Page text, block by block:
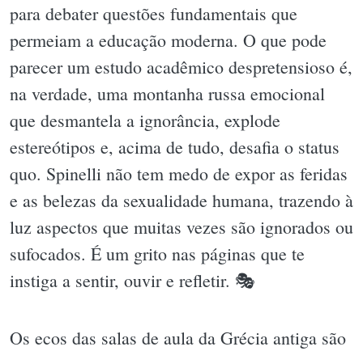
para debater questões fundamentais que
permeiam a educação moderna. O que pode
parecer um estudo acadêmico despretensioso é,
na verdade, uma montanha russa emocional
que desmantela a ignorância, explode
estereótipos e, acima de tudo, desafia o status
quo. Spinelli não tem medo de expor as feridas
e as belezas da sexualidade humana, trazendo à
luz aspectos que muitas vezes são ignorados ou
sufocados. É um grito nas páginas que te
instiga a sentir, ouvir e refletir. 🎭
Os ecos das salas de aula da Grécia antiga são